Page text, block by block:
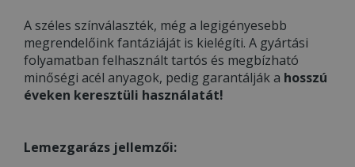
A széles színválaszték, még a legigényesebb
megrendelőink fantáziáját is kielégíti. A gyártási
folyamatban felhasznált tartós és megbízható
minőségi acél anyagok, pedig garantálják a hosszú
éveken keresztüli használatát!
Lemezgarázs jellemzői: